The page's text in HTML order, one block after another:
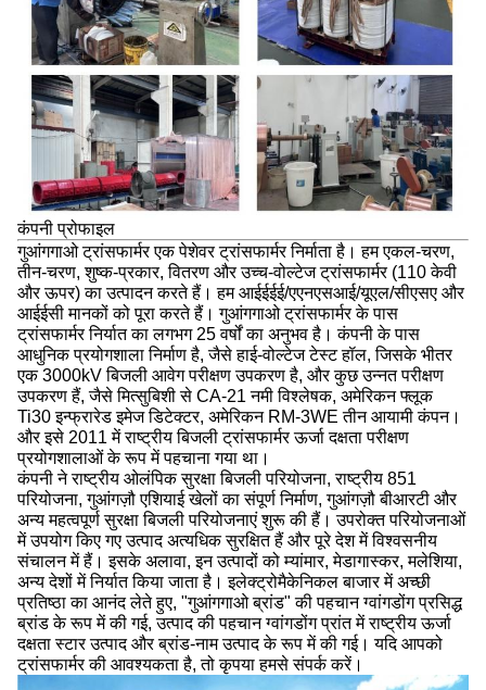
कंपनी प्रोफाइल
गुआंगगाओ ट्रांसफार्मर एक पेशेवर ट्रांसफार्मर निर्माता है। हम एकल-चरण,
तीन-चरण, शुष्क-प्रकार, वितरण और उच्च-वोल्टेज ट्रांसफार्मर (110 केवी
और ऊपर) का उत्पादन करते हैं। हम आईईईई/एएनएसआई/यूएल/सीएसए और
आईईसी मानकों को पूरा करते हैं। गुआंगगाओ ट्रांसफार्मर के पास
ट्रांसफार्मर निर्यात का लगभग 25 वर्षों का अनुभव है। कंपनी के पास
आधुनिक प्रयोगशाला निर्माण है, जैसे हाई-वोल्टेज टेस्ट हॉल, जिसके भीतर
एक 3000kV बिजली आवेग परीक्षण उपकरण है, और कुछ उन्नत परीक्षण
उपकरण हैं, जैसे मित्सुबिशी से CA-21 नमी विश्लेषक, अमेरिकन फ्लूक
Ti30 इन्फ्रारेड इमेज डिटेक्टर, अमेरिकन RM-3WE तीन आयामी कंपन।
और इसे 2011 में राष्ट्रीय बिजली ट्रांसफार्मर ऊर्जा दक्षता परीक्षण
प्रयोगशालाओं के रूप में पहचाना गया था।
कंपनी ने राष्ट्रीय ओलंपिक सुरक्षा बिजली परियोजना, राष्ट्रीय 851
परियोजना, गुआंगज़ौ एशियाई खेलों का संपूर्ण निर्माण, गुआंगज़ौ बीआरटी और
अन्य महत्वपूर्ण सुरक्षा बिजली परियोजनाएं शुरू की हैं। उपरोक्त परियोजनाओं
में उपयोग किए गए उत्पाद अत्यधिक सुरक्षित हैं और पूरे देश में विश्वसनीय
संचालन में हैं। इसके अलावा, इन उत्पादों को म्यांमार, मेडागास्कर, मलेशिया,
अन्य देशों में निर्यात किया जाता है। इलेक्ट्रोमैकेनिकल बाजार में अच्छी
प्रतिष्ठा का आनंद लेते हुए, "गुआंगगाओ ब्रांड" की पहचान ग्वांगडोंग प्रसिद्ध
ब्रांड के रूप में की गई, उत्पाद की पहचान ग्वांगडोंग प्रांत में राष्ट्रीय ऊर्जा
दक्षता स्टार उत्पाद और ब्रांड-नाम उत्पाद के रूप में की गई। यदि आपको
ट्रांसफार्मर की आवश्यकता है, तो कृपया हमसे संपर्क करें।